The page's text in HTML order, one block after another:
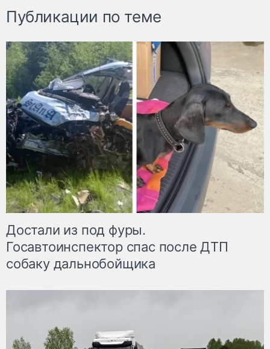
Публикации по теме
Достали из под фуры.
Госавтоинспектор спас после ДТП
собаку дальнобойщика